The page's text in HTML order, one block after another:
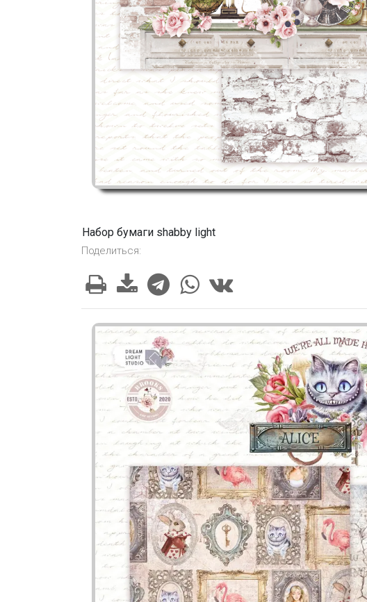
Набор бумаги shabby light
Поделиться: